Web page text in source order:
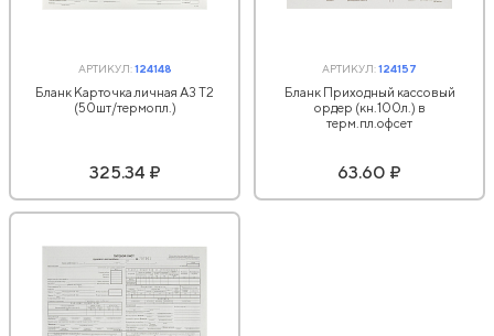
АРТИКУЛ:124148
Бланк Карточка личная А3 Т2
(50шт/термопл.)
325.34 ₽
АРТИКУЛ:124157
Бланк Приходный кассовый
ордер (кн.100л.) в
терм.пл.офсет
63.60 ₽